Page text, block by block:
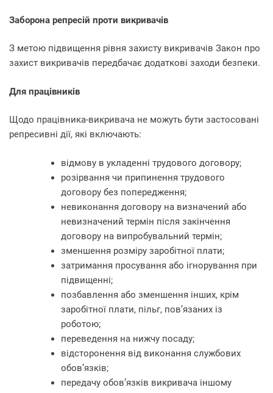
Заборона репресій проти викривачів
З метою підвищення рівня захисту викривачів Закон про
захист викривачів передбачає додаткові заходи безпеки.
Для працівників
Щодо працівника-викривача не можуть бути застосовані
репресивні дії, які включають:
відмову в укладенні трудового договору;
розірвання чи припинення трудового
договору без попередження;
невиконання договору на визначений або
невизначений термін після закінчення
договору на випробувальний термін;
зменшення розміру заробітної плати;
затримання просування або ігнорування при
підвищенні;
позбавлення або зменшення інших, крім
заробітної плати, пільг, пов’язаних із
роботою;
переведення на нижчу посаду;
відсторонення від виконання службових
обов’язків;
передачу обов’язків викривача іншому